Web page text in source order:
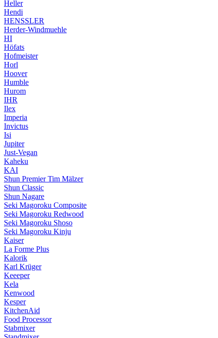
Heller
Hendi
HENSSLER
Herder-Windmuehle
HI
Höfats
Hofmeister
Horl
Hoover
Humble
Hurom
IHR
Ilex
Imperia
Invictus
Isi
Jupiter
Just-Vegan
Kaheku
KAI
Shun Premier Tim Mälzer
Shun Classic
Shun Nagare
Seki Magoroku Composite
Seki Magoroku Redwood
Seki Magoroku Shoso
Seki Magoroku Kinju
Kaiser
La Forme Plus
Kalorik
Karl Krüger
Keeeper
Kela
Kenwood
Kesper
KitchenAid
Food Processor
Stabmixer